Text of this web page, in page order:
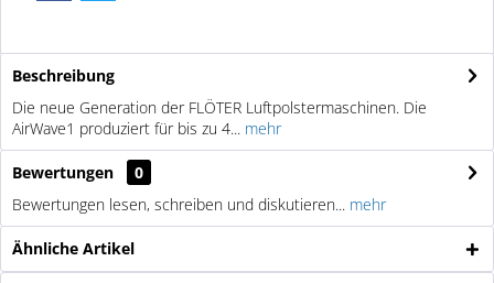
Beschreibung
Die neue Generation der FLÖTER Luftpolstermaschinen. Die
AirWave1 produziert für bis zu 4... mehr
Bewertungen
0
Bewertungen lesen, schreiben und diskutieren... mehr
Ähnliche Artikel